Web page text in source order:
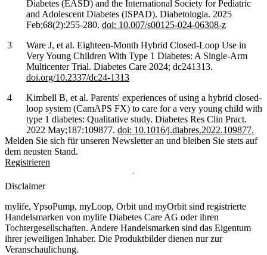
Diabetes (EASD) and the International Society for Pediatric
and Adolescent Diabetes (ISPAD). Diabetologia. 2025
Feb;68(2):255-280. doi: 10.007/s00125-024-06308-z
Ware J, et al. Eighteen-Month Hybrid Closed-Loop Use in
Very Young Children With Type 1 Diabetes: A Single-Arm
Multicenter Trial. Diabetes Care 2024; dc241313.
doi.org/10.2337/dc24-1313
Kimbell B, et al. Parents' experiences of using a hybrid closed-
loop system (CamAPS FX) to care for a very young child with
type 1 diabetes: Qualitative study. Diabetes Res Clin Pract.
2022 May;187:109877. doi: 10.1016/j.diabres.2022.109877.
Melden Sie sich für unseren Newsletter an und bleiben Sie stets auf
dem neusten Stand.
Registrieren
Disclaimer
mylife, YpsoPump, myLoop, Orbit und myOrbit sind registrierte
Handelsmarken von mylife Diabetes Care AG oder ihren
Tochtergesellschaften. Andere Handelsmarken sind das Eigentum
ihrer jeweiligen Inhaber. Die Produktbilder dienen nur zur
Veranschaulichung.